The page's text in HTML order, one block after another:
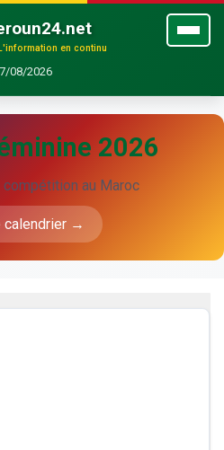
L'information en continu
08/2026
2026
au Maroc
calendrier →